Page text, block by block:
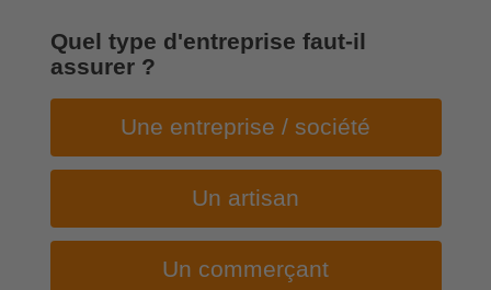
Quel type d'entreprise faut-il
assurer ?
Une entreprise / société
Un artisan
Un commerçant